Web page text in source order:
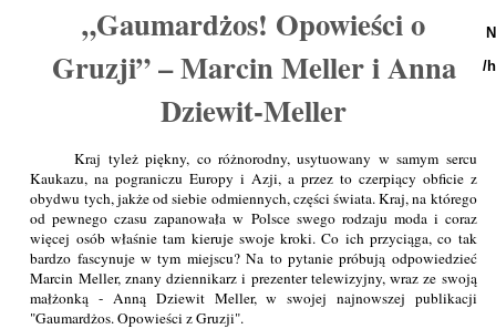
„Gaumardżos! Opowieści o
Gruzji” – Marcin Meller i Anna
Dziewit-Meller
Kraj tyleż piękny, co różnorodny, usytuowany w samym sercu
Kaukazu, na pograniczu Europy i Azji, a przez to czerpiący obficie z
obydwu tych, jakże od siebie odmiennych, części świata. Kraj, na którego
od pewnego czasu zapanowała w Polsce swego rodzaju moda i coraz
więcej osób właśnie tam kieruje swoje kroki. Co ich przyciąga, co tak
bardzo fascynuje w tym miejscu? Na to pytanie próbują odpowiedzieć
Marcin Meller, znany dziennikarz i prezenter telewizyjny, wraz ze swoją
małżonką - Anną Dziewit Meller, w swojej najnowszej publikacji
"Gaumardżos. Opowieści z Gruzji".
/